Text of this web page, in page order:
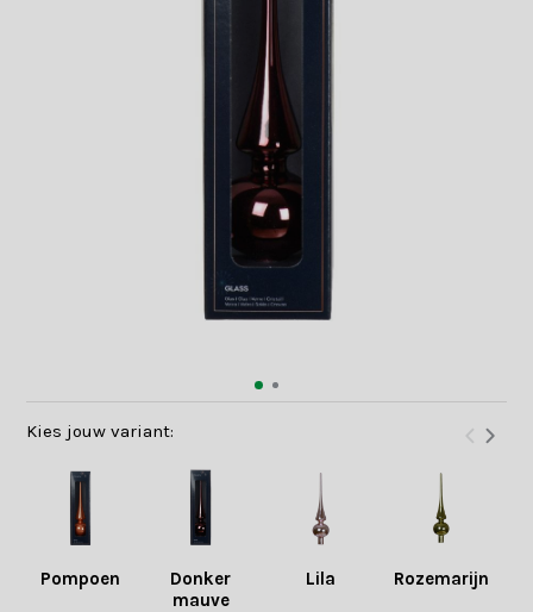
Kies jouw variant:
Pompoen
Donker
mauve
Lila Rozemarijn